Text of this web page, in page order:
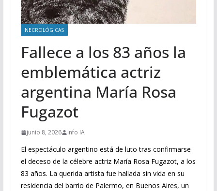
NECROLÓGICAS
Fallece a los 83 años la
emblemática actriz
argentina María Rosa
Fugazot
junio 8, 2026 Info IA
El espectáculo argentino está de luto tras confirmarse
el deceso de la célebre actriz María Rosa Fugazot, a los
83 años. La querida artista fue hallada sin vida en su
residencia del barrio de Palermo, en Buenos Aires, un